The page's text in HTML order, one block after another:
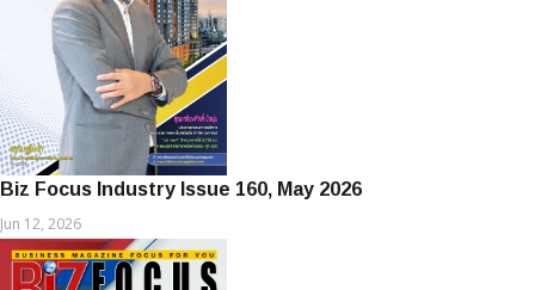
Biz Focus Industry Issue 160, May 2026
Jun 12, 2026